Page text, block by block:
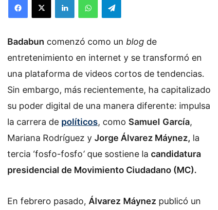
l
w
X
Badabun comenzó como un blog de
entretenimiento en internet y se transformó en
una plataforma de videos cortos de tendencias.
Sin embargo, más recientemente, ha capitalizado
su poder digital de una manera diferente: impulsa
la carrera de políticos, como Samuel García,
Mariana Rodríguez y Jorge Álvarez Máynez, la
tercia ‘fosfo-fosfo‘que sostiene la candidatura
presidencial de Movimiento Ciudadano (MC).
En febrero pasado, Álvarez Máynez publicó un